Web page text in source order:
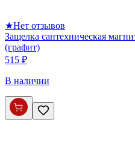
★Нет отзывов
Защелка сантехническая
(графит)
515 ₽
В наличии